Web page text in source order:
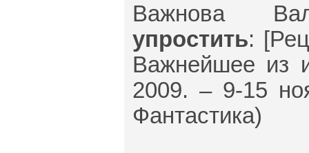
Важнова
упростить:
Важнейшее из
2009. – 9-15
Фантастика)